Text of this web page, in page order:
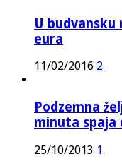
U budvansku
eura
11/02/2016 2
Podzemna
minuta spaja
25/10/2013 1